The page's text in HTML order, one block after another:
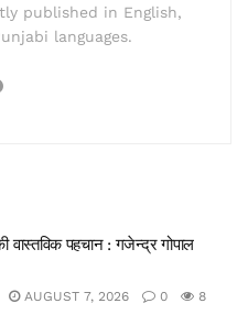
published in English,
languages.
वास्तविक पहचान : गजेन्द्र गोपाल
AUGUST 7, 2026 0 8